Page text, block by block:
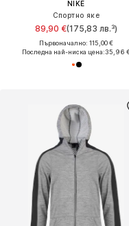
NIKE
Спортно яке
89,90 €(175,83 лв.³)
Първоначално: 115,00 €
Последна най-ниска цена:35,96